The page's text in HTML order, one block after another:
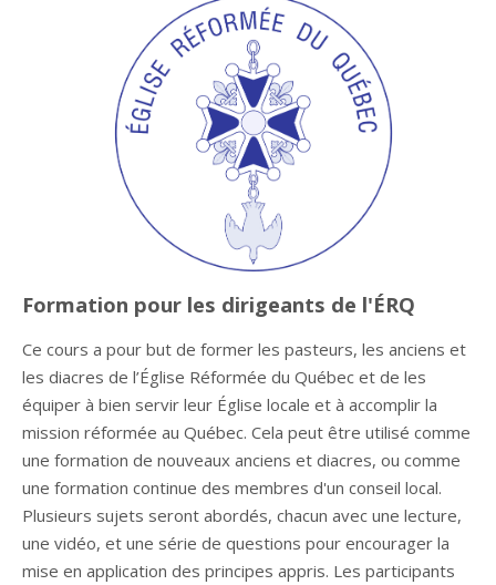
Formation pour les dirigeants de l'ÉRQ
Ce cours a pour but de former les pasteurs, les anciens et
les diacres de l’Église Réformée du Québec et de les
équiper à bien servir leur Église locale et à accomplir la
mission réformée au Québec. Cela peut être utilisé comme
une formation de nouveaux anciens et diacres, ou comme
une formation continue des membres d'un conseil local.
Plusieurs sujets seront abordés, chacun avec une lecture,
une vidéo, et une série de questions pour encourager la
mise en application des principes appris. Les participants